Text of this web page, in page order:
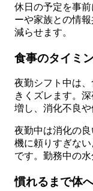
休日の予定を事
ーや家族との情
減らせます。
食事のタイミ
夜勤シフト中は
きくズレます。
増し、消化不良や
夜勤中は消化の
機に頼りすぎな
です。勤務中の水
慣れるまで体